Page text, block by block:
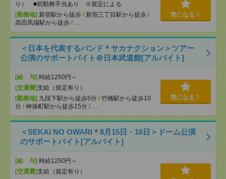
り） ■初勤務手当あり ※規定による
[勤務地] 新宿駅から徒歩 / 新宿三丁目駅から徒歩 /
高田馬場駅から徒歩 / …
気になる！
＜日本を代表するバンド＊サカナクション＞ツアー
公演のサポートバイト＠日本武道館[アルバイト]
[給 与] 時給1250円～
[交通費]支給（規定有り）
[勤務地] 九段下駅から徒歩5分 / 竹橋駅から徒歩10
分 / 神保町駅から徒歩15分 / …
気になる！
＜SEKAI NO OWARI＊8月15日・16日＞ドーム公演
のサポートバイト[アルバイト]
[給 与] 時給1250円～
[交通費]支給（規定有り）